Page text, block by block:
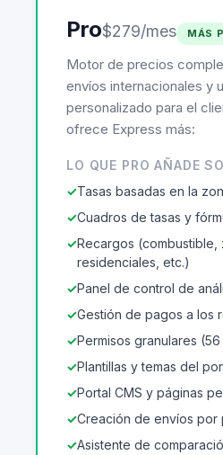
Pro$279/mes MÁS
Motor de precios
envíos internacionales y
personalizado para el
ofrece Express más:
LO QUE PRO AÑADE
Tasas basadas en la
Cuadros de tasas y
Recargos (combustible,
residenciales, etc.)
Panel de control de
Gestión de pagos a los
Permisos granulares
Plantillas y temas del
Portal CMS y páginas
Creación de envíos por
Asistente de